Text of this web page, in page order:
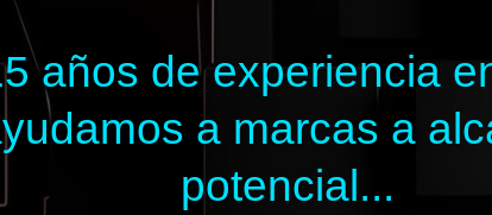
años de experiencia
a marcas a
potencial...